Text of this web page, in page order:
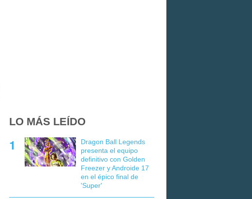
LO MÁS LEÍDO
Dragon Ball Legends
presenta el equipo
definitivo con Golden
Freezer y Androide 17
en el épico final de
'Super'